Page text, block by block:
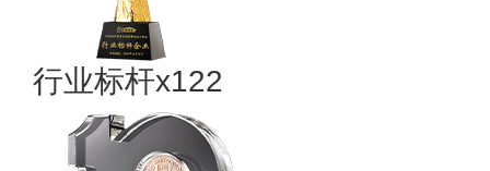
行业标杆x122